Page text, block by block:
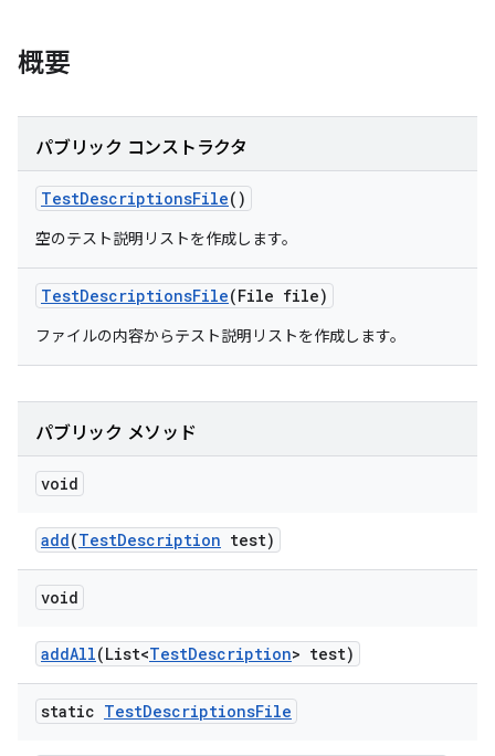
概要
パブリック コンストラクタ
TestDescriptionsFile()
空のテスト説明リストを作成します。
TestDescriptionsFile(File file)
ファイルの内容からテスト説明リストを作成します。
パブリック メソッド
void
add(TestDescription test)
void
addAll(List<TestDescription> test)
static TestDescriptionsFile